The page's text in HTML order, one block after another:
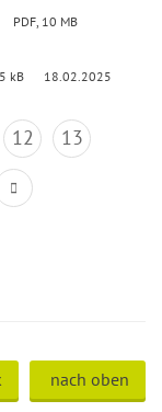
PDF, 10 MB
kB 18.02.2025
12
13
nach oben